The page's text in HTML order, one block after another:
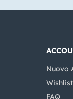
Nuovo
Wishlist
FAQ